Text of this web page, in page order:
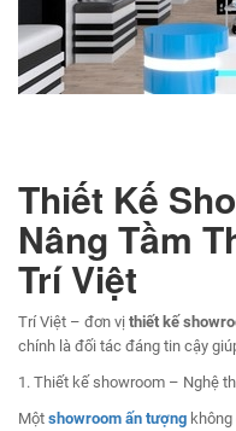
Thiết Kế
Nâng Tầm
Trí Việt
Trí Việt – đơn vị thiết kế
chính là đối tác đáng tin cậy
1. Thiết kế showroom – Nghệ
Một showroom ấn tượng